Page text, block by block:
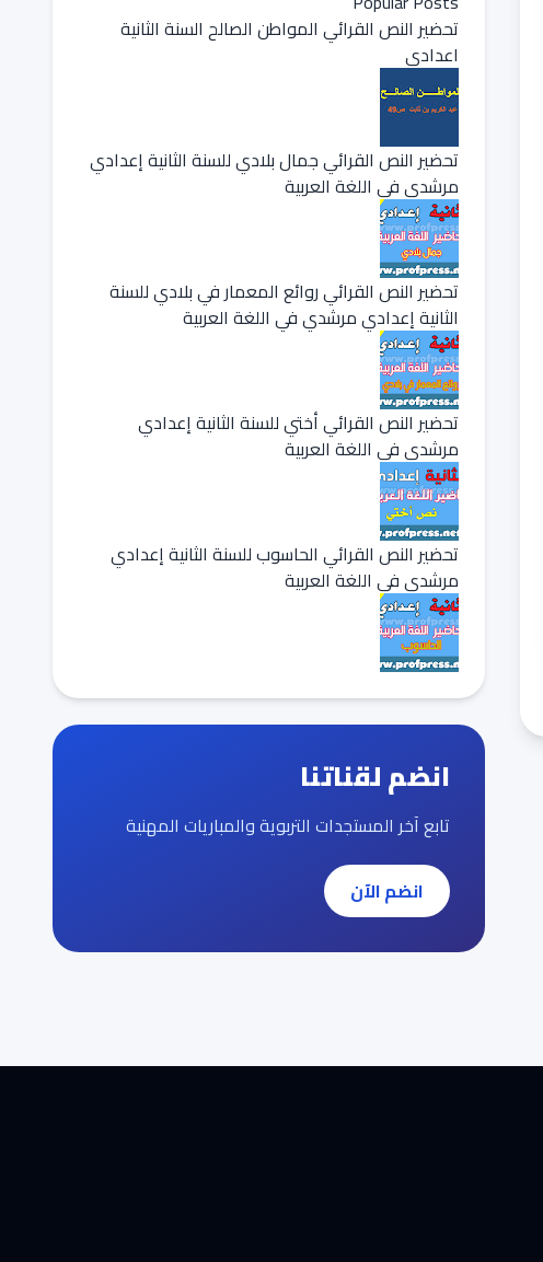
تحضير النص القرائي المواطن الصالح السنة الثانية
اعدادي
تحضير النص القرائي جمال بلادي للسنة الثانية إعدادي
مرشدي في اللغة العربية
تحضير النص القرائي روائع المعمار في بلادي للسنة
الثانية إعدادي مرشدي في اللغة العربية
تحضير النص القرائي أختي للسنة الثانية إعدادي
مرشدي في اللغة العربية
تحضير النص القرائي الحاسوب للسنة الثانية إعدادي
مرشدي في اللغة العربية
انضم لقناتنا
تابع آخر المستجدات التربوية والمباريات المهنية
انضم الآن